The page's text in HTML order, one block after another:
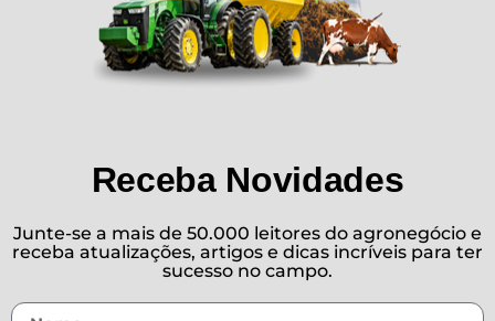
Receba Novidades
Junte-se a mais de 50.000 leitores do agronegócio e
receba atualizações, artigos e dicas incríveis para ter
sucesso no campo.